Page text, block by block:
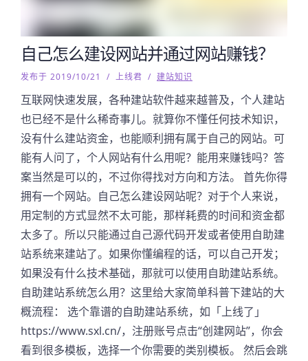
自己怎么建设网站并通过网站赚钱？
发布于 2019/10/21 / 上线君 / 建站知识
互联网快速发展，各种建站软件越来越普及，个人建站
也已经不是什么稀奇事儿。就算你不懂任何技术知识，
没有什么建站资金，也能顺利拥有属于自己的网站。可
能有人问了，个人网站有什么用呢？能用来赚钱吗？答
案当然是可以的，不过你得找对方向和方法。 首先你得
拥有一个网站。自己怎么建设网站呢？对于个人来说，
用定制的方式显然不太可能，那样耗费的时间和资金都
太多了。所以只能通过自己源代码开发或者使用自助建
站系统来建站了。如果你懂编程的话，可以自己开发；
如果没有什么技术基础，那就可以使用自助建站系统。
自助建站系统怎么用？这里给大家简单科普下建站的大
概流程： 选个靠谱的自助建站系统，如「上线了」
https://www.sxl.cn/，注册账号点击“创建网站”，你会
看到很多模板，选择一个你需要的类别模板。 然后会跳